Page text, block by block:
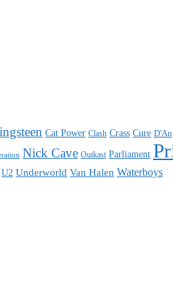
Cat Power Clash Crass Cure
Nick Cave Outkast Parliament
U2 Underworld Van Halen Waterboys